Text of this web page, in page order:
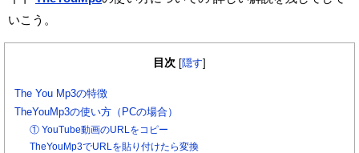
いこう。
目次 [隠す]
The You Mp3の特徴
TheYouMp3の使い方（PCの場合）
① YouTube動画のURLをコピー
TheYouMp3でURLを貼り付けたら変換